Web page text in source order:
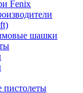
Fenix
шашки